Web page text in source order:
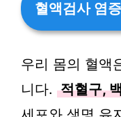
혈액검사 염
우리 몸의 혈액
니다. 적혈구,